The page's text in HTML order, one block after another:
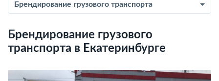
Брендирование грузового транспорта
Брендирование грузового
транспорта в Екатеринбурге